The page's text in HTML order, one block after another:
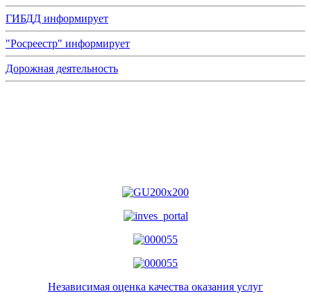
ГИБДД информирует
"Росреестр" информирует
Дорожная деятельность
Независимая оценка качества оказания услуг